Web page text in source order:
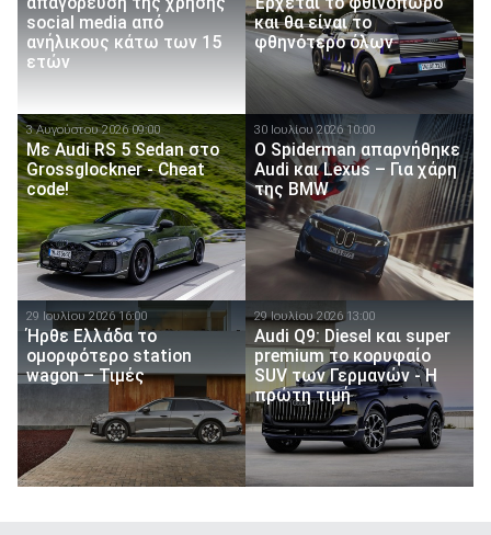
social media από
ανήλικους κάτω των 15
ετών
και θα είναι το
φθηνότερο όλων
3 Αυγούστου 2026 09:00
Mε Audi RS 5 Sedan στο
Grossglockner - Cheat
code!
30 Ιουλίου 2026 10:00
O Spiderman απαρνήθηκε
Audi και Lexus – Για χάρη
της BMW
29 Ιουλίου 2026 16:00
Ήρθε Ελλάδα το
ομορφότερο station
wagon – Τιμές
29 Ιουλίου 2026 13:00
Audi Q9: Diesel και super
premium το κορυφαίο
SUV των Γερμανών - Η
πρώτη τιμή